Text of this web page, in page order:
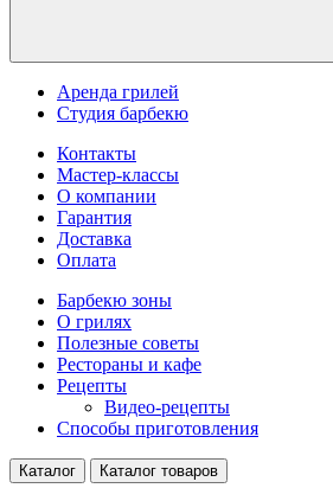
Аренда грилей
Студия барбекю
Контакты
Мастер-классы
О компании
Гарантия
Доставка
Оплата
Барбекю зоны
О грилях
Полезные советы
Рестораны и кафе
Рецепты
Видео-рецепты
Способы приготовления
Каталог Каталог товаров